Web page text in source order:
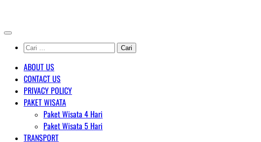
content
Cari
untuk:
ABOUT US
CONTACT US
PRIVACY POLICY
PAKET WISATA
Paket Wisata 4 Hari
Paket Wisata 5 Hari
TRANSPORT